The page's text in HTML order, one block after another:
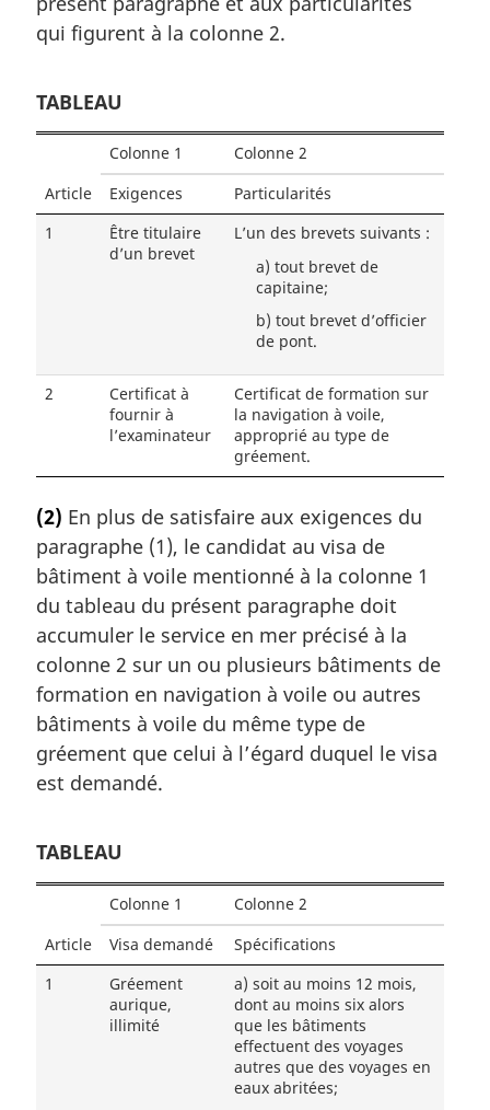
qui figurent à la colonne 2.
TABLEAU
Article
Colonne 1 Colonne 2
Exigences
Particularités
1
Être titulaire
d’un brevet
L’un des brevets suivants :
a) tout brevet de
capitaine;
b) tout brevet d’officier
de pont.
2
Certificat à
fournir à
l’examinateur
Certificat de formation sur
la navigation à voile,
approprié au type de
gréement.
(2) En plus de satisfaire aux exigences du
paragraphe (1), le candidat au visa de
bâtiment à voile mentionné à la colonne 1
du tableau du présent paragraphe doit
accumuler le service en mer précisé à la
colonne 2 sur un ou plusieurs bâtiments de
formation en navigation à voile ou autres
bâtiments à voile du même type de
gréement que celui à l’égard duquel le visa
est demandé.
TABLEAU
Article
Colonne 1 Colonne 2
Visa demandé
Spécifications
1
Gréement
aurique,
illimité
a) soit au moins 12 mois,
dont au moins six alors
que les bâtiments
effectuent des voyages
autres que des voyages en
eaux abritées;